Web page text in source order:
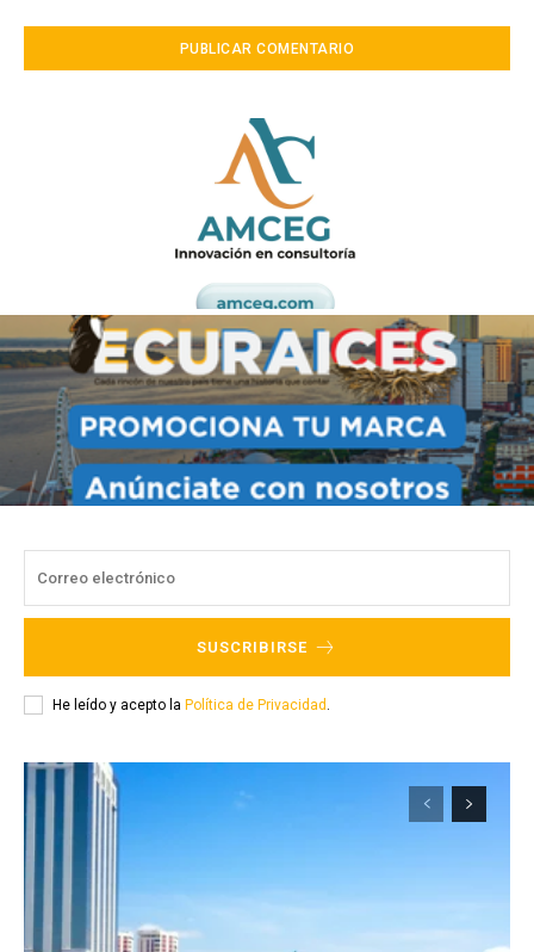
SUSCRIBIRSE
He leído y acepto la Política de Privacidad